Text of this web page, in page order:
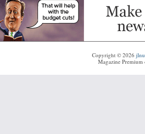
Copyright © 2026
Magazine Premium